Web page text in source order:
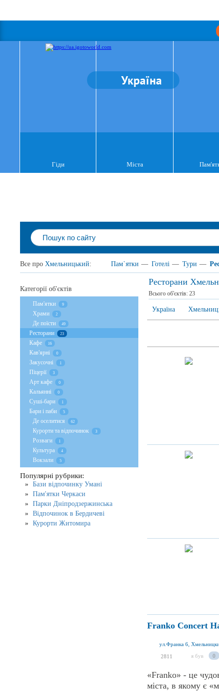
Україна
Гіди Міста
Все про Хмельницький: Пам`ятки — Готелі — Тури —
Ресторани
Всього об'єктів: 23
Україна
Franko Concert
ул.Франка 6,
2811 я був 0
«Franko» - це
міста, в якому є
Категорії об'єктів
Пам'ятки 9
Храми 2
Де поїсти 49
Ресторани 23
Кафе 16
Кав'ярні 0
Закусочні 1
Піцерії 3
Арт кафе 0
Кальянні 0
Суші-бари 1
Бари і паби 5
Де оселитися 62
Курорти та відпочинок 3
Розваги 1
Культура 4
Вокзали 5
Популярні рубрики:
Бази відпочинку Умані
Пам'ятки Черкаси
Парки Дніпродзержинська
Відпочинок в Бердичеві
Курорти Житомира